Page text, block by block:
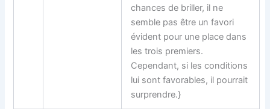
chances de briller, il ne
semble pas être un favori
évident pour une place dans
les trois premiers.
Cependant, si les conditions
lui sont favorables, il pourrait
surprendre.}